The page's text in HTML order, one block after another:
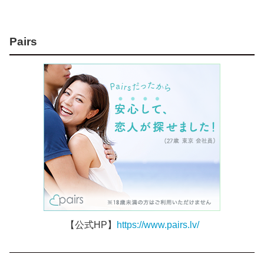
Pairs
【公式HP】 https://www.pairs.lv/